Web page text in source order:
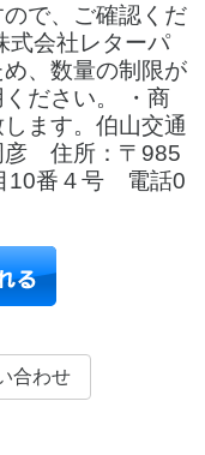
で、ご確認くだ
会社レターパ
、数量の制限が
ださい。 ・商
ます。伯山交通
住所：〒985
10番４号 電話0